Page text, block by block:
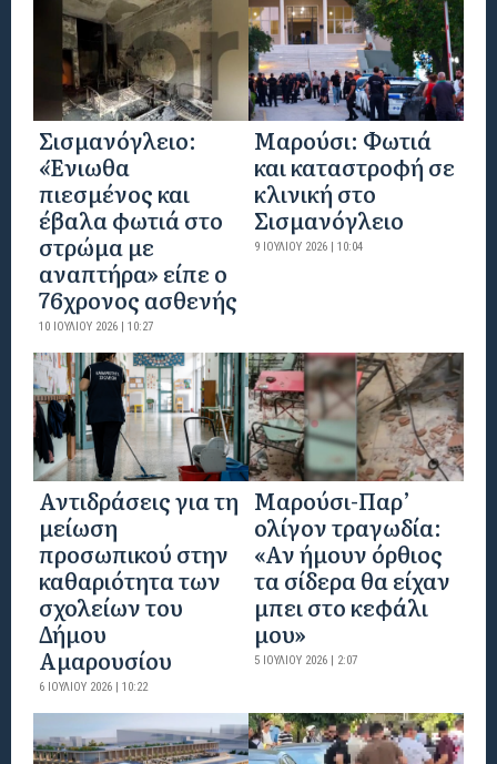
Σισμανόγλειο:
«Ένιωθα
πιεσμένος και
έβαλα φωτιά στο
στρώμα με
αναπτήρα» είπε ο
76χρονος ασθενής
10 ΙΟΥΛΊΟΥ 2026 | 10:27
Μαρούσι: Φωτιά
και καταστροφή σε
κλινική στο
Σισμανόγλειο
9 ΙΟΥΛΊΟΥ 2026 | 10:04
Αντιδράσεις για τη
μείωση
προσωπικού στην
καθαριότητα των
σχολείων του
Δήμου
Αμαρουσίου
6 ΙΟΥΛΊΟΥ 2026 | 10:22
Μαρούσι-Παρ’
ολίγον τραγωδία:
«Αν ήμουν όρθιος
τα σίδερα θα είχαν
μπει στο κεφάλι
μου»
5 ΙΟΥΛΊΟΥ 2026 | 2:07